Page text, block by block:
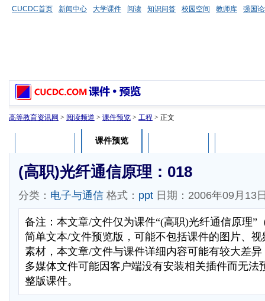
CUCDC首页 新闻中心 大学课件 阅读 知识问答 校园空间 教师库 强国
高等教育资讯网 > 阅读频道 > 课件预览 > 工程 > 正文
课件预览
(高职)光纤通信原理：018
分类： 电子与通信 格式： ppt 日期：2006年09月13
备注：本文章/文件仅为课件“(高职)光纤通信原理”
简单文本/文件预览版，可能不包括课件的图片、
素材，本文章/文件与课件详细内容可能有较大差
多媒体文件可能因客户端没有安装相关插件而无法
整版课件。